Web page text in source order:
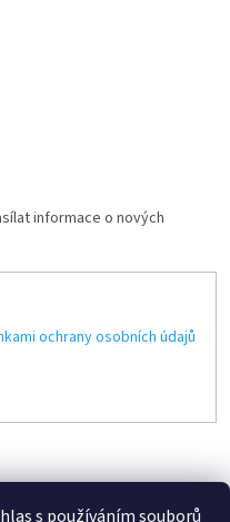
s používáním souborů
informace o nových
ochrany osobních údajů